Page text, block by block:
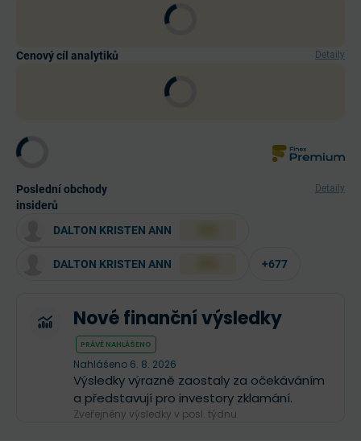
Cenový cíl analytiků Detaily
Poslední obchody
insiderů
Detaily
DALTON KRISTEN ANN
DALTON KRISTEN ANN +677
Nové finanční výsledky
PRÁVĚ NAHLÁŠENO
Nahlášeno 6. 8. 2026
Výsledky výrazně zaostaly za očekáváním
a představují pro investory zklamání.
Zveřejněny výsledky v posl. týdnu